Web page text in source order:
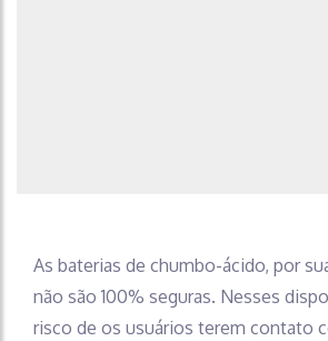
As baterias de chumbo-ácido, por
não são 100% seguras. Nesses
risco de os usuários terem contato